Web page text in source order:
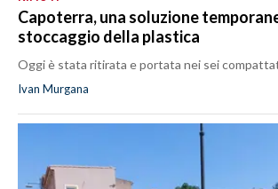
Capoterra, una soluzione
stoccaggio della plastica
Oggi è stata ritirata e portata nei sei
Ivan Murgana